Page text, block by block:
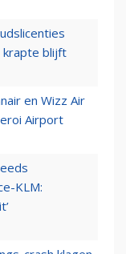
krapte blijft
en Wizz Air
Airport
KLM: